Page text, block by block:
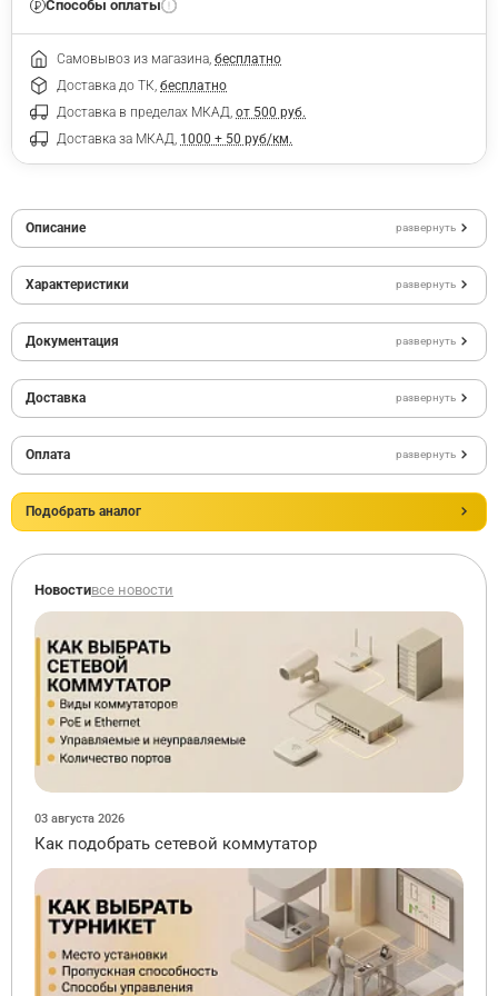
Способы оплаты
Самовывоз из магазина, бесплатно
Доставка до ТК, бесплатно
Доставка в пределах МКАД, от 500 руб.
Доставка за МКАД, 1000 + 50 руб/км.
Описание развернуть
Характеристики развернуть
Документация развернуть
Доставка развернуть
Оплата развернуть
Подобрать аналог
Новостивсе новости
03 августа 2026
Как подобрать сетевой коммутатор